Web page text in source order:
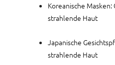
Koreanische
strahlende Haut
Japanische
strahlende Haut